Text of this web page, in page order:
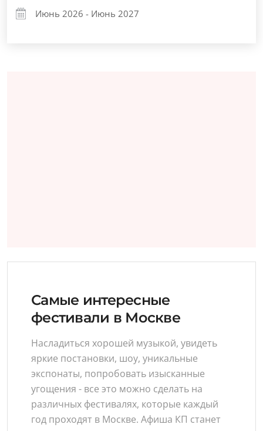
Июнь 2026 - Июнь 2027
Самые интересные
фестивали в Москве
Насладиться хорошей музыкой, увидеть
яркие постановки, шоу, уникальные
экспонаты, попробовать изысканные
угощения - все это можно сделать на
различных фестивалях, которые каждый
год проходят в Москве. Афиша КП станет